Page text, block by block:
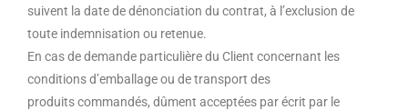
suivent la date de dénonciation du contrat, à l’exclusion de
toute indemnisation ou retenue.
En cas de demande particulière du Client concernant les
conditions d’emballage ou de transport des
produits commandés, dûment acceptées par écrit par le